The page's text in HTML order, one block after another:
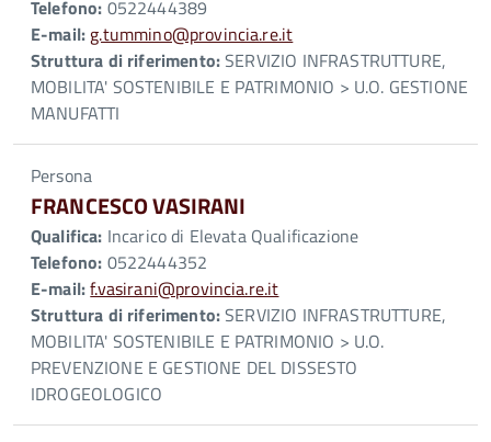
Telefono: 0522444389
E-mail: g.tummino@provincia.re.it
Struttura di riferimento:SERVIZIO INFRASTRUTTURE,
MOBILITA' SOSTENIBILE E PATRIMONIO > U.O. GESTIONE
MANUFATTI
Persona
FRANCESCO VASIRANI
Qualifica: Incarico di Elevata Qualificazione
Telefono: 0522444352
E-mail:f.vasirani@provincia.re.it
Struttura di riferimento:SERVIZIO INFRASTRUTTURE,
MOBILITA' SOSTENIBILE E PATRIMONIO > U.O.
PREVENZIONE E GESTIONE DEL DISSESTO
IDROGEOLOGICO